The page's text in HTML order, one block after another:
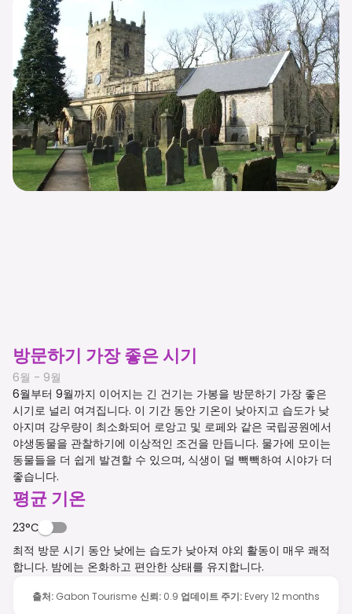
방문하기 가장 좋은 시기
6월 - 9월
6월부터 9월까지 이어지는 긴 건기는 가봉을 방문하기 가장 좋은
시기로 널리 여겨집니다. 이 기간 동안 기온이 낮아지고 습도가 낮
아지며 강우량이 최소화되어 로앙고 및 로페와 같은 국립공원에서
야생동물을 관찰하기에 이상적인 조건을 만듭니다. 물가에 모이는
동물들을 더 쉽게 발견할 수 있으며, 식생이 덜 빽빽하여 시야가 더
좋습니다.
평균 기온
23°C
최적 방문 시기 동안 낮에는 습도가 낮아져 야외 활동이 매우 쾌적
합니다. 밤에는 온화하고 편안한 상태를 유지합니다.
출처: Gabon Tourisme 신뢰: 0.9 업데이트 주기: Every 12 months